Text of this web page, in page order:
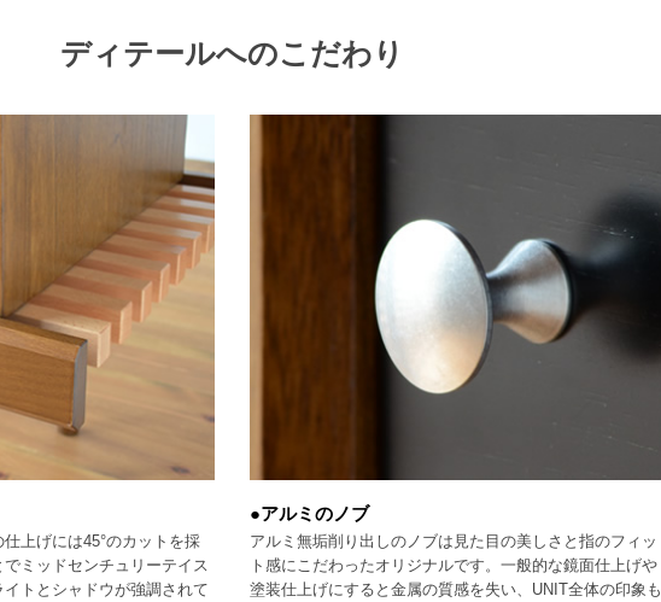
ディテールへのこだわり
上げには45°のカットを採
ミッドセンチュリーテイス
トとシャドウが強調されて
●アルミのノブ
アルミ無垢削り出しのノブは見た目の美しさと指のフィッ
ト感にこだわったオリジナルです。一般的な鏡面仕上げや
塗装仕上げにすると金属の質感を失い、UNIT全体の印象も